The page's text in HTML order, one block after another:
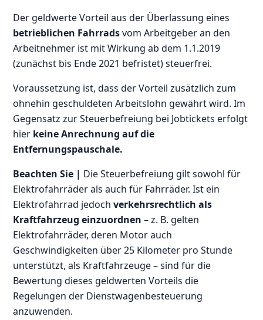
Der geldwerte Vorteil aus der Überlassung eines
betrieblichen Fahrradsvom Arbeitgeber an den
Arbeitnehmer ist mit Wirkung ab dem 1.1.2019
(zunächst bis Ende 2021 befristet) steuerfrei.
Voraussetzung ist, dass der Vorteil zusätzlich zum
ohnehin geschuldeten Arbeitslohn gewährt wird. Im
Gegensatz zur Steuerbefreiung bei Jobtickets erfolgt
hier keine Anrechnung auf die
Entfernungspauschale.
Beachten Sie | Die Steuerbefreiung gilt sowohl für
Elektrofahrräder als auch für Fahrräder. Ist ein
Elektrofahrrad jedochverkehrsrechtlich als
Kraftfahrzeug einzuordnen – z. B. gelten
Elektrofahrräder, deren Motor auch
Geschwindigkeiten über 25 Kilometer pro Stunde
unterstützt, als Kraftfahrzeuge – sind für die
Bewertung dieses geldwerten Vorteils die
Regelungen der Dienstwagenbesteuerung
anzuwenden.